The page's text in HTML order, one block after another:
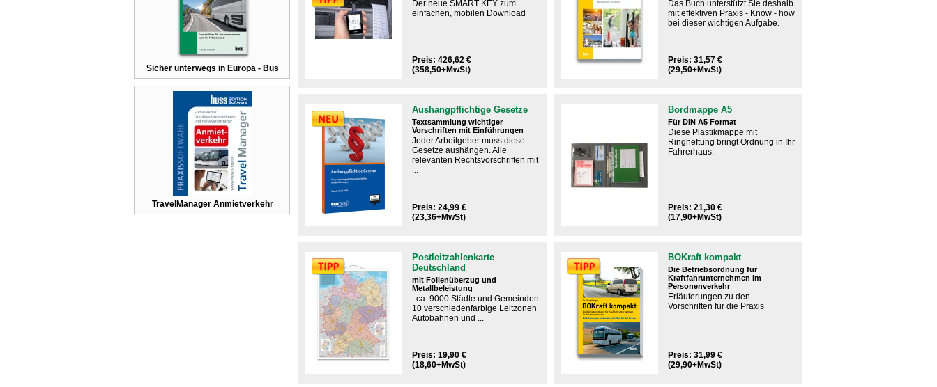
Sicher unterwegs in Europa - Bus
TravelManager Anmietverkehr
Der neue SMART KEY zum
einfachen, mobilen Download
Preis: 426,62 €
(358,50+MwSt)
Das Buch unterstützt Sie deshalb
mit effektiven Praxis - Know - how
bei dieser wichtigen Aufgabe.​
Preis: 31,57 €
(29,50+MwSt)
Aushangpflichtige Gesetze
Textsammlung wichtiger
Vorschriften mit Einführungen
Jeder Arbeitgeber muss diese
Gesetze aushängen.​ Alle
relevanten Rechtsvorschriften mit
...
Preis: 24,99 €
(23,36+MwSt)
Bordmappe A5
Für DIN A5 Format
Diese Plastikmappe mit
Ringheftung bringt Ordnung in Ihr
Fahrerhaus.
Preis: 21,30 €
(17,90+MwSt)
Postleitzahlenkarte
Deutschland
mit Folienüberzug und
Metallbeleistung
ca. 9000 Städte und Gemeinden
10 verschiedenfarbige Leitzonen
Autobahnen und ...
Preis: 19,90 €
(18,60+MwSt)
BOKraft kompakt
Die Betriebsordnung für
Kraftfahrunternehmen im
Personenverkehr
Erläuterungen zu den
Vorschriften für die Praxis​
Preis: 31,99 €
(29,90+MwSt)